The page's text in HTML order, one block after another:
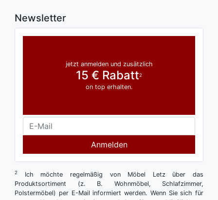
Newsletter
jetzt anmelden und zusätzlich
15 € Rabatt2
on top erhalten.
Anmelden
2
Ich möchte regelmäßig von Möbel Letz über das
Produktsortiment (z. B. Wohnmöbel, Schlafzimmer,
Polstermöbel) per E-Mail informiert werden. Wenn Sie sich für